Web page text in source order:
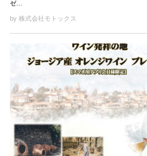
ゼ...
by 株式会社モトックス